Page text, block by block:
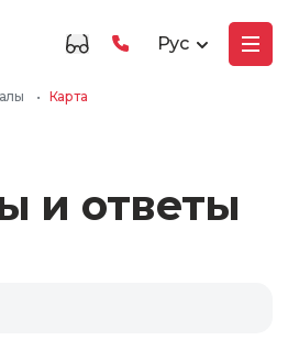
Рус
• Карта
и ответы